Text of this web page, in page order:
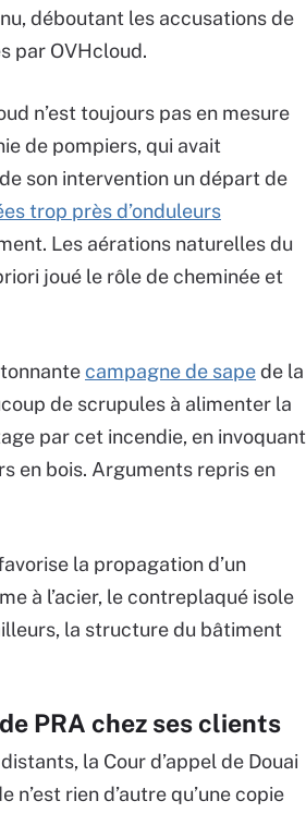
déboutant les accusations de
par OVHcloud.
n’est toujours pas en mesure
de pompiers, qui avait
son intervention un départ de
trop près d’onduleurs
Les aérations naturelles du
joué le rôle de cheminée et
campagne de sapede la
de scrupules à alimenter la
par cet incendie, en invoquant
en bois. Arguments repris en
la propagation d’un
à l’acier, le contreplaqué isole
la structure du bâtiment
PRA chez ses clients
la Cour d’appel de Douai
rien d’autre qu’une copie